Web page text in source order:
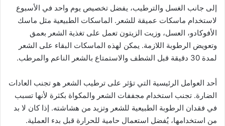
إلى جانب الغسل والترطيب، يفضل تخصيص يوم واحد في الأسبوع
لاستخدام ماسكات عميقة للشعر. الماسكات الطبيعية مثل ماسك
الأفوكادو، العسل، وزيت الزيتون تعمل على تغذية الشعر بعمق
وتعويض الرطوبة اللازمة. يمكن لهذه الماسكات البقاء على الشعر
لمدة 30 دقيقة قبل الشطف والاستمتاع بالشعر الناعم والمرطب.
أحد العوامل الرئيسية التي تؤثر على ترطيب الشعر هو تجنب العادات
الضارة. تجنب استخدام مجففات الشعر والمكواة بكثرة لأنها تسبب
في فقدان الرطوبة الطبيعية للشعر وتزيد من هشاشته. إذا كان لا بد
من استخدامها، يُفضل استعمال حامية للحرارة قبل بدء العملية.